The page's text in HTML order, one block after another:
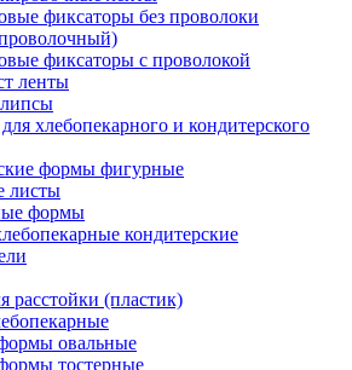
фиксаторы без проволоки
фиксаторы с проволокой
ленты
хлебопекарного и кондитерского
формы фигурные
листы
формы
кондитерские
расстойки (пластик)
овальные
тостерные